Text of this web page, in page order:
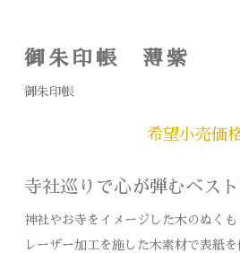
御朱印帳 薄紫
御朱印帳
希望小売価
寺社巡りで心が弾むベス
神社やお寺をイメージした木のぬくも
レーザー加工を施した木素材で表紙